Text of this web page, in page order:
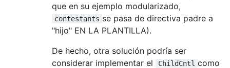
que en su ejemplo modularizado,
contestants se pasa de directiva padre a
"hijo" EN LA PLANTILLA).
De hecho, otra solución podría ser
considerar implementar el
ChildCntl como